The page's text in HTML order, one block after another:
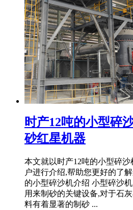
时产12吨的小型碎
砂红星机器
本文就以时产12吨的小型碎
户进行介绍,帮助您更好的了
的小型碎沙机介绍 小型碎沙
用来制砂的关键设备,对于石
料有着显著的制砂 ...